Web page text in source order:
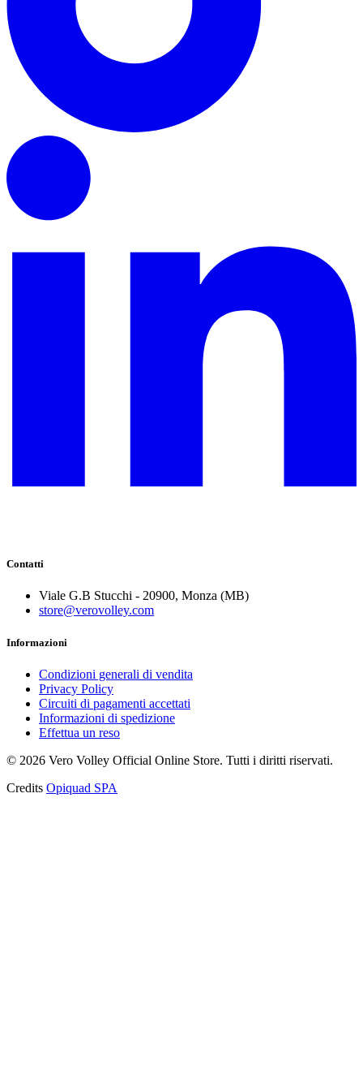
Contatti
Viale G.B Stucchi - 20900, Monza (MB)
store@verovolley.com
Informazioni
Condizioni generali di vendita
Privacy Policy
Circuiti di pagamenti accettati
Informazioni di spedizione
Effettua un reso
© 2026 Vero Volley Official Online Store. Tutti i diritti riservati.
Credits Opiquad SPA